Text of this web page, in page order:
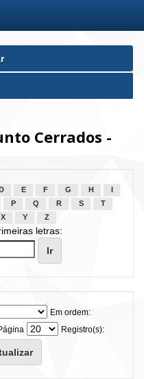
Cerrados -
D E F G H
P Q R S
T
X Y Z
letras:
Em ordem:
Registro(s):